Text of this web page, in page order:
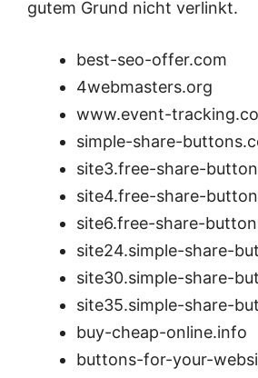
gutem Grund nicht verlinkt.
best-seo-offer.com
4webmasters.org
www.event-
simple-share-
site3.free-share-
site4.free-share-
site6.free-share-
site24.simple-share-
site30.simple-share-
site35.simple-share-
buy-cheap-online.info
buttons-for-your-